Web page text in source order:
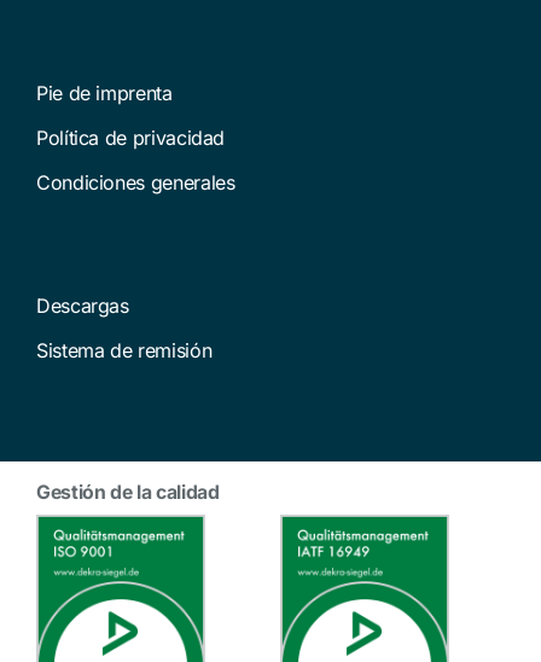
Pie de imprenta
Política de privacidad
Condiciones generales
Descargas
Sistema de remisión
Gestión de la calidad